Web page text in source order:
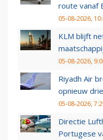
route vanaf
05-08-2026,
KLM blijft
05-08-2026,
Riyadh Air
opnieuw
05-08-2026,
Directie
Portugese